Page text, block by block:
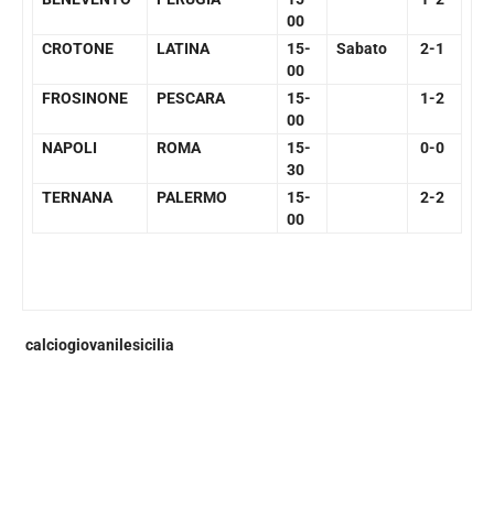
00
CROTONE LATINA
15-
00
Sabato 2-1
FROSINONE PESCARA
15-
00
1-2
NAPOLI ROMA
15-
30
0-0
TERNANA PALERMO
15-
00
2-2
calciogiovanilesicilia